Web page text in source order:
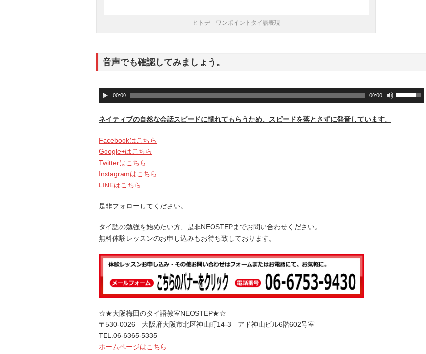
ヒトデ－ワンポイントタイ語表現
音声でも確認してみましょう。
音
声
プ
ー
ヤ
ー
00:00 00:00
ボ
リ
ネイティブの自然な会話スピードに慣れてもらうため、スピードを落とさずに発音しています。
Facebookはこちら
Google+はこちら
Twitterはこちら
Instagramはこちら
LINEはこちら
是非フォローしてください。
タイ語の勉強を始めたい方、是非NEOSTEPまでお問い合わせください。
無料体験レッスンのお申し込みもお待ち致しております。
☆★大阪梅田のタイ語教室NEOSTEP★☆
〒530-0026 大阪府大阪市北区神山町14-3 アド神山ビル6階602号室
TEL:06-6365-5335
ホームページはこちら